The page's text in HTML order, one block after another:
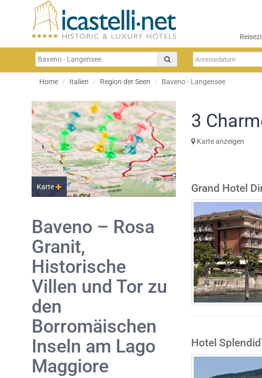
Home Italien Region der Seen Baveno - Langensee
Karte
Baveno – Rosa
Granit,
Historische
Villen und Tor zu
den
Borromäischen
Inseln am Lago
Maggiore
3
Karte anzeigen
Grand Hotel
Hotel Splendid